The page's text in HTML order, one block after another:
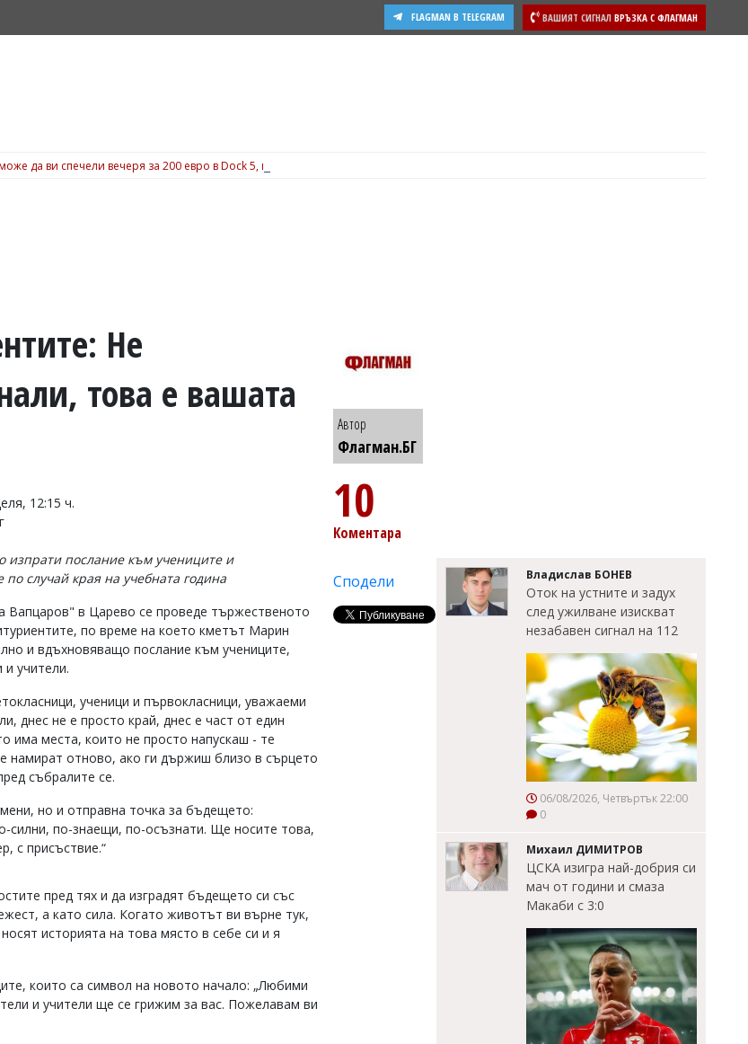
ВАШИЯТ СИГНАЛ ВРЪЗКА С ФЛАГМАН
FLAGMAN В TELEGRAM
да ви спечели вечеря за 200 евро в Dock 5, вижте подробности
Не
това е вашата
12:15 ч.
изпрати послание към учениците и
случай края на учебната година
Вапцаров" в Царево се проведе тържественото
по време на което кметът Марин
и вдъхновяващо послание към учениците,
и учители.
ученици и първокласници, уважаеми
днес не е просто край, днес е част от един
има места, които не просто напускаш - те
намират отново, ако ги държиш близо в сърцето
събралите се.
но и отправна точка за бъдещето:
силни, по-знаещи, по-осъзнати. Ще носите това,
с присъствие.“
пред тях и да изградят бъдещето си със
а като сила. Когато животът ви върне тук,
историята на това място в себе си и я
които са символ на новото начало: „Любими
и учители ще се грижим за вас. Пожелавам ви
Автор
Флагман.БГ
10
Коментара
Сподели Владислав БОНЕВ
Оток на устните и задух
след ужилване изискват
незабавен сигнал на 112
06/08/2026, Четвъртък 22:00
0
Михаил ДИМИТРОВ
ЦСКА изигра най-добрия си
мач от години и смаза
Макаби с 3:0